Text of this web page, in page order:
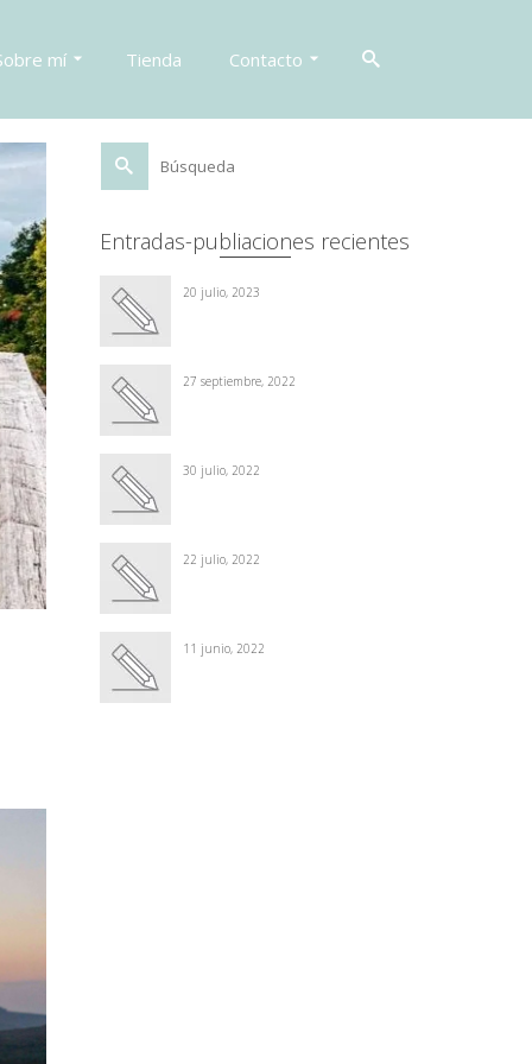
mí Tienda Contacto
Buscar
por:
Entradas-publiaciones recientes
20 julio, 2023
27 septiembre, 2022
30 julio, 2022
22 julio, 2022
11 junio, 2022